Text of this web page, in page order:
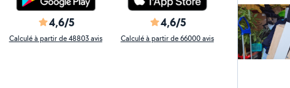
4,6/5
Calculé à partir de 48803 avis
4,6/5
Calculé à partir de 66000 avis